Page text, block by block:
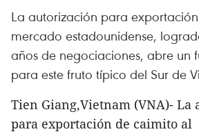
La autorización para
mercado estadounidense,
años de negociaciones, abre un
para este fruto típico del Sur de
Tien Giang,Vietnam (VNA)- La
para exportación de caimito al